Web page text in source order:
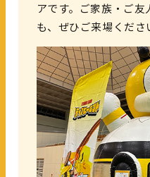
アです。ご家族・ご
も、ぜひご来場くださ